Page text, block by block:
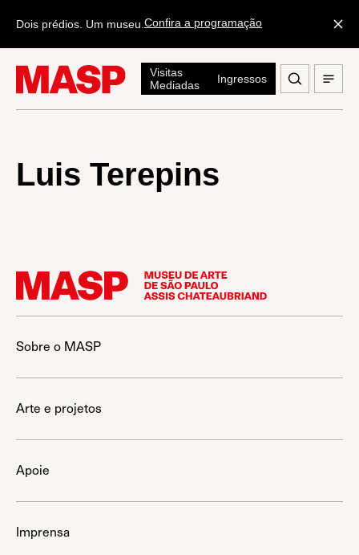
Dois prédios. Um museu. Confira a programação
Visitas
Mediadas
Ingressos
Luis Terepins
Sobre o MASP
Arte e projetos
Apoie
Imprensa